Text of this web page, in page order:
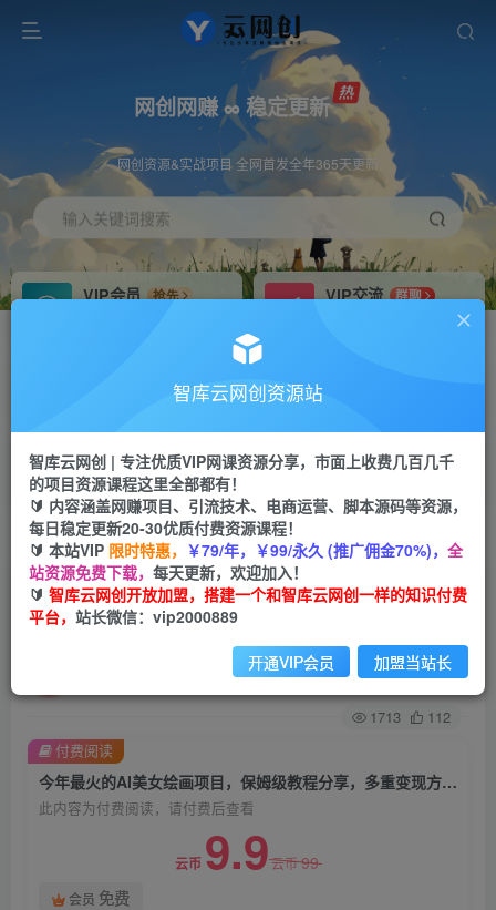
网创网赚 ∞ 稳定更新
网创资源&实战项目 全网首发全年365天更新
输入关键词搜索
VIP会员
抢先
VIP交流
群聊
研究探讨更多创业项目路子。
会员专属推广链接
网赚网创 项目
365天稳定跟新
APP下载
GO
首页 创业课程 会员免费 正文
今年最火的AI美女绘画项目，保姆级教程分享，多
重变现方式，让小白轻松上手【揭秘】
关注 私信
1713 112
今年最火的AI美女绘画项目，保姆级教程分享，多重变现方式，让小白轻松上手【揭秘】
此内容为付费阅读，请付费后查看
云币 9.9云币99
会员 免费
付费阅读
智库云网创资源站
智库云网创 | 专注优质VIP网课资源分享，市面上收费几百几千
的项目资源课程这里全部都有！
🔰 内容涵盖网赚项目、引流技术、电商运营、脚本源码等资源，
每日稳定更新20-30优质付费资源课程！
🔰 本站VIP 限时特惠， ￥79/年，￥99/永久 (推广佣金70%)， 全
站资源免费下载， 每天更新，欢迎加入！
🔰 智库云网创开放加盟，搭建一个和智库云网创一样的知识付费
平台， 站长微信：vip2000889
开通VIP会员 加盟当站长